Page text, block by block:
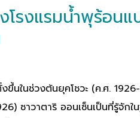
รงแรมน้ำพุร้อนแ
นในช่วงต้นยุคโชวะ (ค.ศ.
ซาวาตาริ ออนเซ็นเป็นที่รู้จักใ